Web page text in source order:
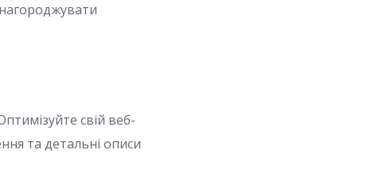
свій веб-
та детальні описи